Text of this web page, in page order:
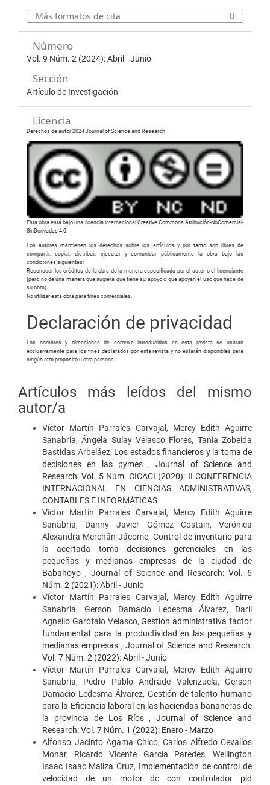
Más formatos de cita
Número
Vol. 9 Núm. 2 (2024): Abril - Junio
Sección
Artículo de Investigación
Licencia
Derechos de autor 2024 Journal of Science and Research
Esta obra está bajo una licencia internacionalCreative Commons Atribución-NoComercial-
SinDerivadas 4.0
Los autores mantienen los derechos sobre los artículos y por tanto son libres de
compartir, copiar, distribuir, ejecutar y comunicar públicamente la obra bajo las
condiciones siguientes:
Reconocer los créditos de la obra de la manera especificada por el autor o el licenciante
(pero no de una manera que sugiera que tiene su apoyo o que apoyan el uso que hace de
su obra).
No utilizar esta obra para fines comerciales.
Declaración de privacidad
Los nombres y direcciones de correo-e introducidos en esta revista se usarán
exclusivamente para los fines declarados por esta revista y no estarán disponibles para
ningún otro propósito u otra persona.
Artículos más leídos del mismo
autor/a
Víctor Martín Parrales Carvajal, Mercy Edith Aguirre
Sanabria, Ángela Sulay Velasco Flores, Tania Zobeida
Bastidas Arbeláez, Los estados financieros y la toma de
decisiones en las pymes ,Journal of Science and
Research: Vol. 5 Núm. CICACI (2020): II CONFERENCIA
INTERNACIONAL EN CIENCIAS ADMINISTRATIVAS,
CONTABLES E INFORMÁTICAS
Víctor Martín Parrales Carvajal, Mercy Edith Aguirre
Sanabria, Danny Javier Gómez Costain, Verónica
Alexandra Merchán Jácome, Control de inventario para
la acertada toma decisiones gerenciales en las
pequeñas y medianas empresas de la ciudad de
Babahoyo , Journal of Science and Research: Vol. 6
Núm. 2 (2021): Abril - Junio
Víctor Martín Parrales Carvajal, Mercy Edith Aguirre
Sanabria, Gerson Damacio Ledesma Álvarez, Darli
Agnelio Garófalo Velasco,Gestión administrativa factor
fundamental para la productividad en las pequeñas y
medianas empresas , Journal of Science and Research:
Vol. 7 Núm. 2 (2022): Abril - Junio
Víctor Martín Parrales Carvajal, Mercy Edith Aguirre
Sanabria, Pedro Pablo Andrade Valenzuela, Gerson
Damacio Ledesma Álvarez, Gestión de talento humano
para la Eficiencia laboral en las haciendas bananeras de
la provincia de Los Ríos,Journal of Science and
Research: Vol. 7 Núm. 1 (2022): Enero - Marzo
Alfonso Jacinto Agama Chico, Carlos Alfredo Cevallos
Monar, Ricardo Vicente García Paredes, Wellington
Isaac Isaac Maliza Cruz, Implementación de control de
velocidad de un motor dc con controlador pid